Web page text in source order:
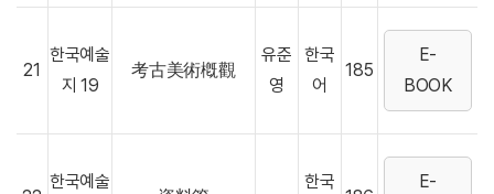
21
한국예술
지 19
考古美術槪觀
유준
영
한국
어
185
E-
BOOK
한국예술 한국 E-